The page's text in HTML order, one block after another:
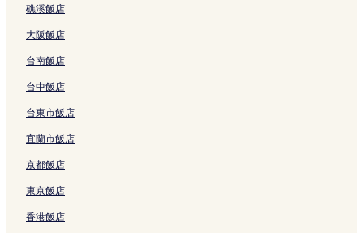
礁溪飯店
大阪飯店
台南飯店
台中飯店
台東市飯店
宜蘭市飯店
京都飯店
東京飯店
香港飯店